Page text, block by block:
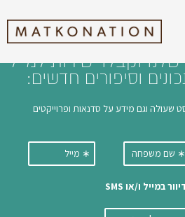
וקבלו ישירות למייל
וסיפורים חדשים: